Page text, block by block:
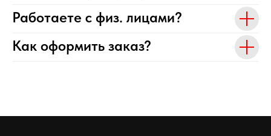
Работаете с физ. лицами?
Как оформить заказ?